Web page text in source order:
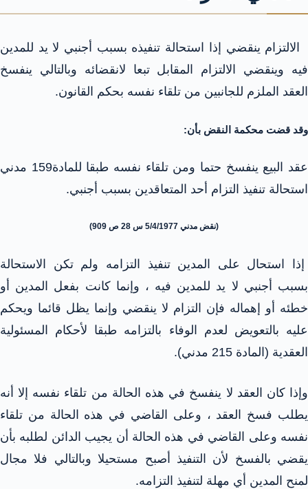
الالتزام ينقضي إذا استحالة تنفيذه بسبب أجنبي لا يد للمدين
فيه وينقضي الالتزام المقابل تبعا لانقضائه وبالتالي ينفسخ
العقد الملزم للجانبين من تلقاء نفسه بحكم القانون.
وقد قضت محكمة النقض بأن:
عقد البيع ينفسخ حتما ومن تلقاء نفسه طبقا للمادة159 مدني
استحالة تنفيذ التزام أحد المتعاقدين بسبب أجنبي.
(نقض مدني 5/4/1977 س 28 ص 909)
إذا استحال على المدين تنفيذ التزامه ولم تكن الاستحالة
بسبب أجنبي لا يد للمدين فيه ، وإنما كانت بفعل المدين أو
خطئه أو إهماله فإن التزام لا ينقضي وإنما يظل قائما ويحكم
عليه بالتعويض لعدم الوفاء بالتزامه طبقا لأحكام المسئولية
العقدية (المادة 215 مدني).
وإذا كان العقد لا ينفسخ في هذه الحالة من تلقاء نفسه إلا أنه
يطلب فسخ العقد ، وعلى القاضي في هذه الحالة من تلقاء
نفسه وعلى القاضي في هذه الحالة أن يجيب الدائن لطلبه بأن
يقضي بالفسخ لأن التنفيذ أصبح مستحيلا وبالتالي فلا مجال
لمنح المدين أي مهلة لتنفيذ التزامه.